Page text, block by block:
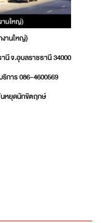
านใหญ่)
นี จ.อุบลราชธานี 34000
การ 086-4600569
นหยุดนักขัตฤกษ์